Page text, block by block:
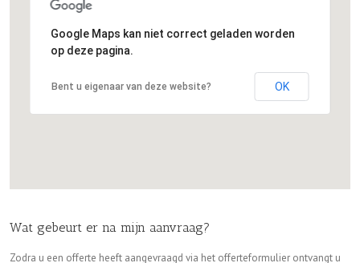
Google Maps kan niet correct geladen worden
op deze pagina.
Bent u eigenaar van deze website? OK
Wat gebeurt er na mijn aanvraag?
Zodra u een offerte heeft aangevraagd via het offerteformulier ontvangt u